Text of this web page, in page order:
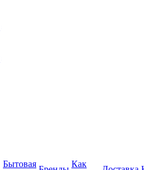
Бытовая
Как